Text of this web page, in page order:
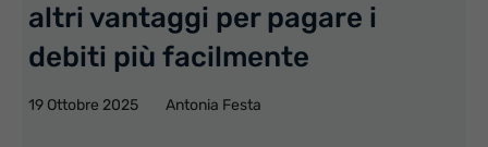
altri vantaggi per pagare i
debiti più facilmente
19 Ottobre 2025 Antonia Festa